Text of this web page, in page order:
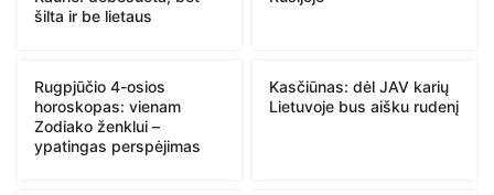
šilta ir be lietaus
Rugpjūčio 4-osios
horoskopas: vienam
Zodiako ženklui –
ypatingas perspėjimas
Kasčiūnas: dėl JAV karių
Lietuvoje bus aišku rudenį